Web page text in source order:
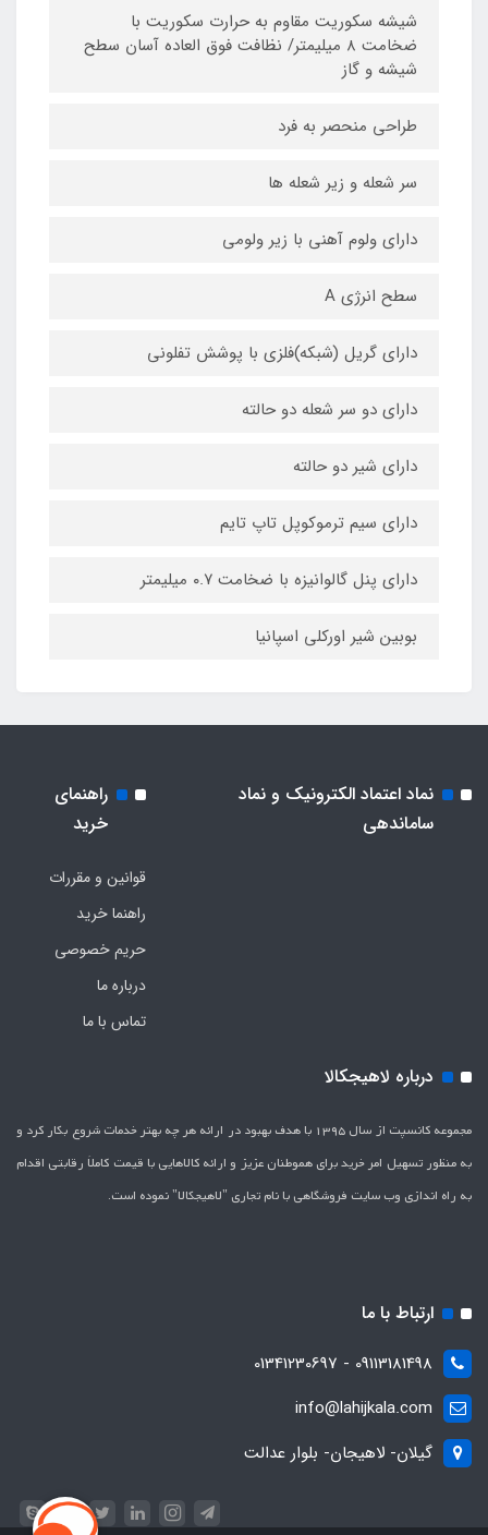
شیشه سکوریت مقاوم به حرارت سکوریت با
ضخامت ۸ میلیمتر/ نظافت فوق العاده آسان سطح
شیشه و گاز
طراحی منحصر به فرد
سر شعله و زیر شعله ها
دارای ولوم آهنی با زیر ولومی
سطح انرژی A
دارای گریل (شبکه)فلزی با پوشش تفلونی
دارای دو سر شعله دو حالته
دارای شیر دو حالته
دارای سیم ترموکوپل تاپ تایم
دارای پنل گالوانیزه با ضخامت ۰.۷ میلیمتر
بوبین شیر اورکلی اسپانیا
نماد اعتماد الکترونیک و نماد
ساماندهی
راهنمای
خرید
قوانین و مقررات
راهنما خرید
حریم خصوصی
درباره ما
تماس با ما
درباره لاهیجکالا
مجموعه کانسپت از سال 1395 با هدف بهبود در ارائه هر چه بهتر خدمات شروع بکار کرد و
به منظور تسهیل امر خرید برای هموطنان عزیز و ارائه کالاهایی با قیمت کاملاَ رقابتی اقدام
به راه اندازی وب سایت فروشگاهی با نام تجاری "لاهیج­کالا" نموده است.
ارتباط با ما
09113181498 - 01341230697
info@lahijkala.com
گیلان- لاهیجان- بلوار عدالت